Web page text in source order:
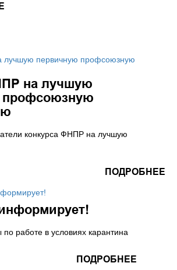
на лучшую
профсоюзную
конкурса ФНПР на лучшую
ПОДРОБНЕЕ
работе в условиях карантина
ПОДРОБНЕЕ